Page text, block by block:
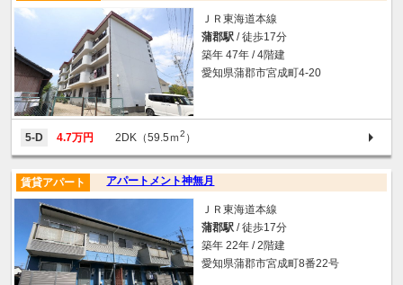
ＪＲ東海道本線
蒲郡駅 / 徒歩17分
築年 47年 / 4階建
愛知県蒲郡市宮成町4-20
5-D 4.7万円 2DK（59.5ｍ2 ）
アパートメント神無月
賃貸アパート
ＪＲ東海道本線
蒲郡駅 / 徒歩17分
築年 22年 / 2階建
愛知県蒲郡市宮成町8番22号